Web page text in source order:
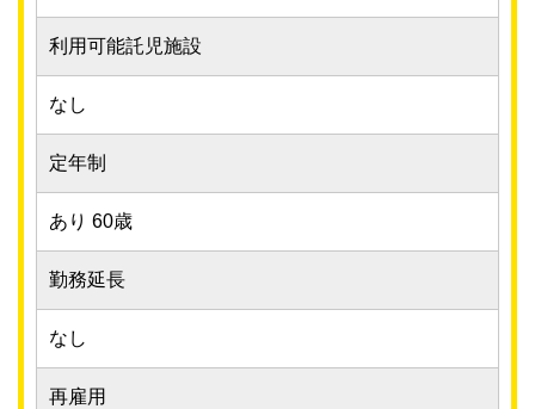
利用可能託児施設
なし
定年制
あり 60歳
勤務延長
なし
再雇用